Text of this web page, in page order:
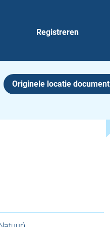
Registreren
Originele locatie document